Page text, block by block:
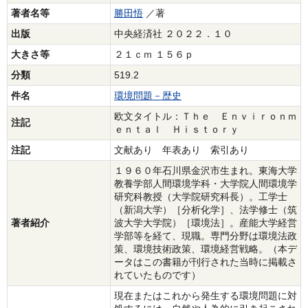
著者名等 勝田悟 ／著
出版
中央経済社 ２０２２．１０
大きさ等
２１ｃｍ １５６ｐ
分類
519.2
件名
環境問題－歴史
注記
欧文タイトル：Ｔｈｅ Ｅｎｖｉｒｏｎｍ
ｅｎｔａｌ Ｈｉｓｔｏｒｙ
注記
文献あり 年表あり 索引あり
著者紹介
１９６０年石川県金沢市生まれ。東海大学
教養学部人間環境学科・大学院人間環境学
研究科教授（大学院研究科長）。工学士
（新潟大学）［分析化学］、法学修士（筑
波大学大学院）［環境法］。産能大学経営
学部等を経て、現職。専門分野は環境法政
策、環境技術政策、環境経営戦略。（本デ
ータはこの書籍が刊行された当時に掲載さ
れていたものです）
現在またはこれから発生する環境問題に対